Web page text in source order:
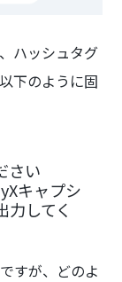
ハッシュタグ
下のように固
さい
キャプシ
力してく
すが、どのよ